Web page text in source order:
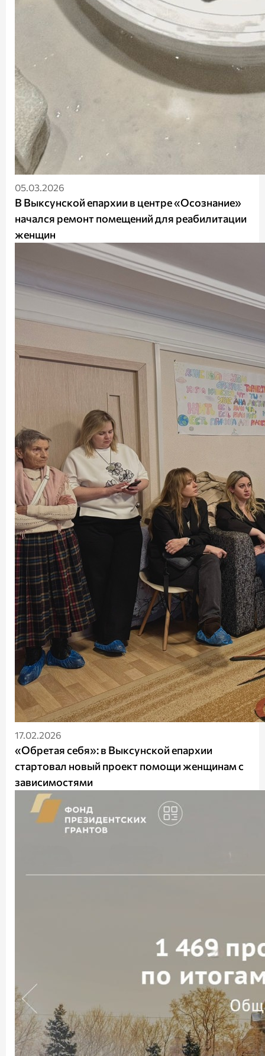
05.03.2026
В Выксунской епархии в центре «Осознание»
начался ремонт помещений для реабилитации
женщин
17.02.2026
«Обретая себя»: в Выксунской епархии
стартовал новый проект помощи женщинам с
зависимостями